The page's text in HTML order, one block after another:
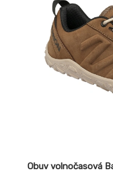
Obuv volnočasová